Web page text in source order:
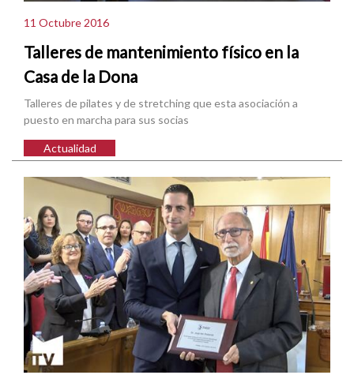
11 Octubre 2016
Talleres de mantenimiento físico en la
Casa de la Dona
Talleres de pilates y de stretching que esta asociación a
puesto en marcha para sus socias
Actualidad